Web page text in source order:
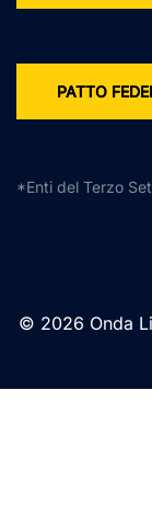
PATTO
*Enti del Terzo
© 2026 Onda